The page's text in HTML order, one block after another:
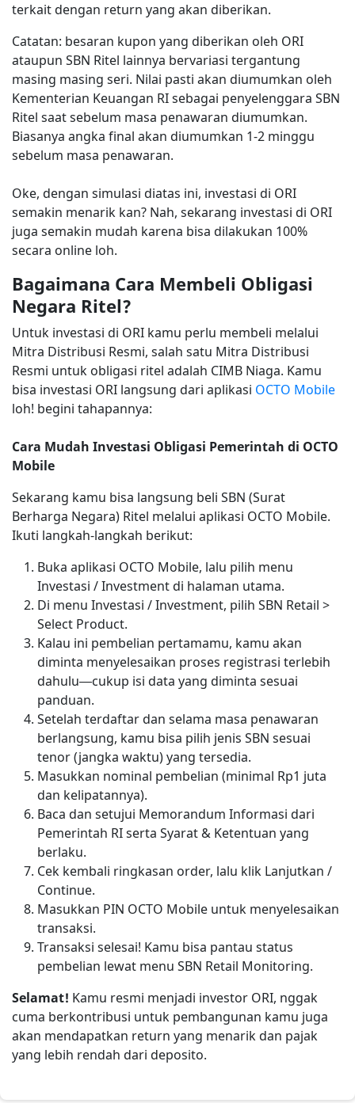
terkait dengan return yang akan diberikan.
Catatan: besaran kupon yang diberikan oleh ORI
ataupun SBN Ritel lainnya bervariasi tergantung
masing masing seri. Nilai pasti akan diumumkan oleh
Kementerian Keuangan RI sebagai penyelenggara SBN
Ritel saat sebelum masa penawaran diumumkan.
Biasanya angka final akan diumumkan 1-2 minggu
sebelum masa penawaran.
Oke, dengan simulasi diatas ini, investasi di ORI
semakin menarik kan? Nah, sekarang investasi di ORI
juga semakin mudah karena bisa dilakukan 100%
secara online loh.
Bagaimana Cara Membeli Obligasi
Negara Ritel?
Untuk investasi di ORI kamu perlu membeli melalui
Mitra Distribusi Resmi, salah satu Mitra Distribusi
Resmi untuk obligasi ritel adalah CIMB Niaga. Kamu
bisa investasi ORI langsung dari aplikasi OCTO Mobile
loh! begini tahapannya:
Cara Mudah Investasi Obligasi Pemerintah di OCTO
Mobile
Sekarang kamu bisa langsung beli SBN (Surat
Berharga Negara) Ritel melalui aplikasi OCTO Mobile.
Ikuti langkah-langkah berikut:
Buka aplikasi OCTO Mobile, lalu pilih menu
Investasi / Investment di halaman utama.
Di menu Investasi / Investment, pilih SBN Retail >
Select Product.
Kalau ini pembelian pertamamu, kamu akan
diminta menyelesaikan proses registrasi terlebih
dahulu—cukup isi data yang diminta sesuai
panduan.
Setelah terdaftar dan selama masa penawaran
berlangsung, kamu bisa pilih jenis SBN sesuai
tenor (jangka waktu) yang tersedia.
Masukkan nominal pembelian (minimal Rp1 juta
dan kelipatannya).
Baca dan setujui Memorandum Informasi dari
Pemerintah RI serta Syarat & Ketentuan yang
berlaku.
Cek kembali ringkasan order, lalu klik Lanjutkan /
Continue.
Masukkan PIN OCTO Mobile untuk menyelesaikan
transaksi.
Transaksi selesai! Kamu bisa pantau status
pembelian lewat menu SBN Retail Monitoring.
Selamat! Kamu resmi menjadi investor ORI, nggak
cuma berkontribusi untuk pembangunan kamu juga
akan mendapatkan return yang menarik dan pajak
yang lebih rendah dari deposito.